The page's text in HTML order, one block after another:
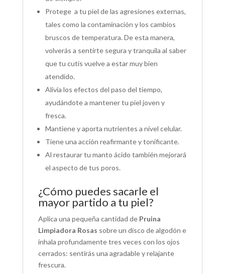
Protege a tu piel de las agresiones externas,
tales como la contaminación y los cambios
bruscos de temperatura. De esta manera,
volverás a sentirte segura y tranquila al saber
que tu cutis vuelve a estar muy bien
atendido.
Alivia los efectos del paso del tiempo,
ayudándote a mantener tu piel joven y
fresca.
Mantiene y aporta nutrientes a nivel celular.
Tiene una acción reafirmante y tonificante.
Al restaurar tu manto ácido también mejorará
el aspecto de tus poros.
¿Cómo puedes sacarle el
mayor partido a tu piel?
Aplica una pequeña cantidad de Pruina
Limpiadora Rosas sobre un disco de algodón e
inhala profundamente tres veces con los ojos
cerrados: sentirás una agradable y relajante
frescura.